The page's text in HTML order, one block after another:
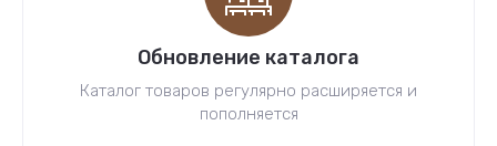
Обновление каталога
Каталог товаров регулярно расширяется и
пополняется